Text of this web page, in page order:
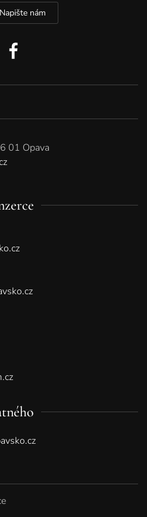
Napište nám
01 Opava